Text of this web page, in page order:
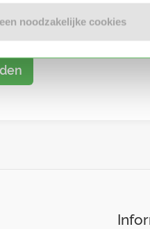
noodzakelijke cookies
in mijn omgeving per
akkoord met de Algemene